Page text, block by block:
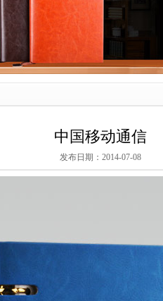
中国移动通信
发布日期：2014-07-08